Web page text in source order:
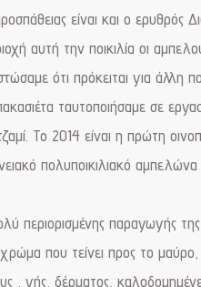
είναι και ο ερυθρός
αυτή την ποικιλία οι
ότι πρόκειται για άλλη
ταυτοποιήσαμε σε
Το 2014 είναι η πρώτη
πολυποικιλιακό
περιορισμένης παραγωγής της
που τείνει προς το
, γής, δέρματος,